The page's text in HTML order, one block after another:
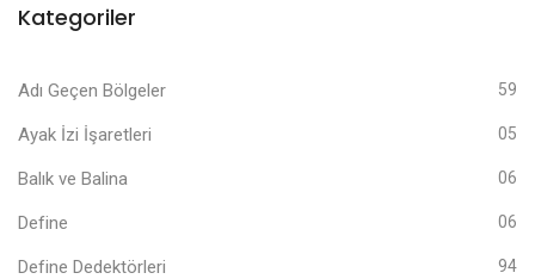
Kategoriler
Adı Geçen Bölgeler 59
Ayak İzi İşaretleri 05
Balık ve Balina 06
Define 06
Define Dedektörleri 94